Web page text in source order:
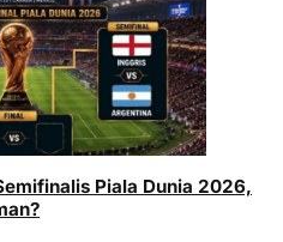
Piala Dunia 2026,